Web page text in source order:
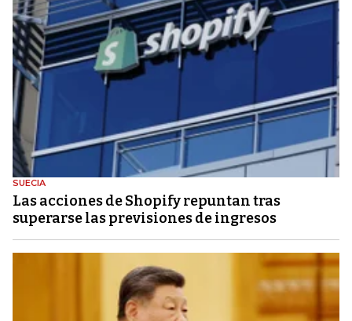
SUECIA
Las acciones de Shopify repuntan tras
superarse las previsiones de ingresos